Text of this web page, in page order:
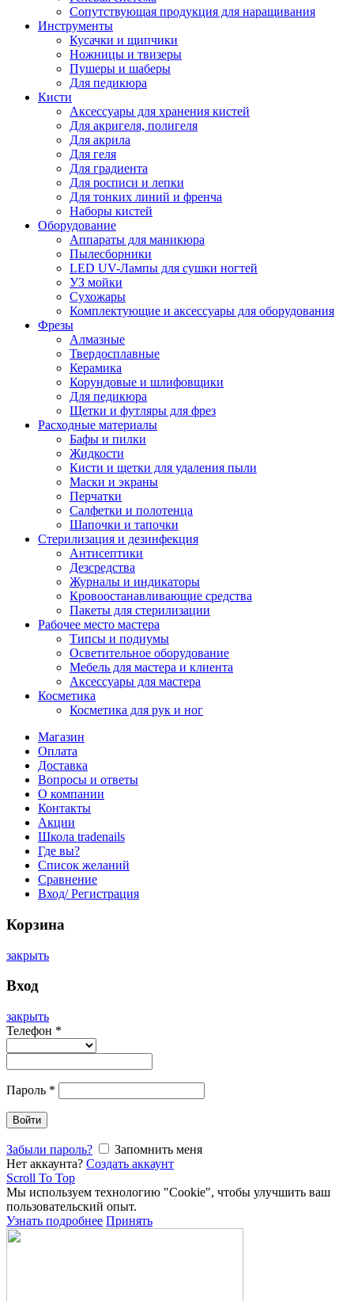
Сопутствующая продукция для наращивания
Инструменты
Кусачки и щипчики
Ножницы и твизеры
Пушеры и шаберы
Для педикюра
Кисти
Аксессуары для хранения кистей
Для акригеля, полигеля
Для акрила
Для геля
Для градиента
Для росписи и лепки
Для тонких линий и френча
Наборы кистей
Оборудование
Аппараты для маникюра
Пылесборники
LED UV-Лампы для сушки ногтей
УЗ мойки
Сухожары
Комплектующие и аксессуары для оборудования
Фрезы
Алмазные
Твердосплавные
Керамика
Корундовые и шлифовщики
Для педикюра
Щетки и футляры для фрез
Расходные материалы
Бафы и пилки
Жидкости
Кисти и щетки для удаления пыли
Маски и экраны
Перчатки
Салфетки и полотенца
Шапочки и тапочки
Стерилизация и дезинфекция
Антисептики
Дезсредства
Журналы и индикаторы
Кровоостанавливающие средства
Пакеты для стерилизации
Рабочее место мастера
Типсы и подиумы
Осветительное оборудование
Мебель для мастера и клиента
Аксессуары для мастера
Косметика
Косметика для рук и ног
Магазин
Оплата
Доставка
Вопросы и ответы
О компании
Контакты
Акции
Школа tradenails
Где вы?
Список желаний
Сравнение
Вход/ Регистрация
Корзина
закрыть
Вход
закрыть
Телефон *
Пароль *
Войти
Забыли пароль?
Запомнить меня
Нет аккаунта? Создать аккаунт
Scroll To Top
Мы используем технологию "Cookie", чтобы улучшить ваш
пользовательский опыт.
Узнать подробнее Принять